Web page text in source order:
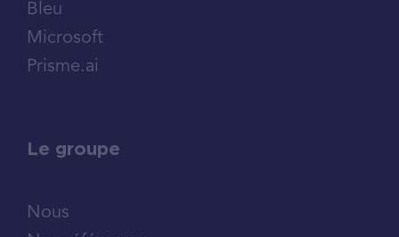
Bleu
Microsoft
Prisme.ai
Le groupe
Nous